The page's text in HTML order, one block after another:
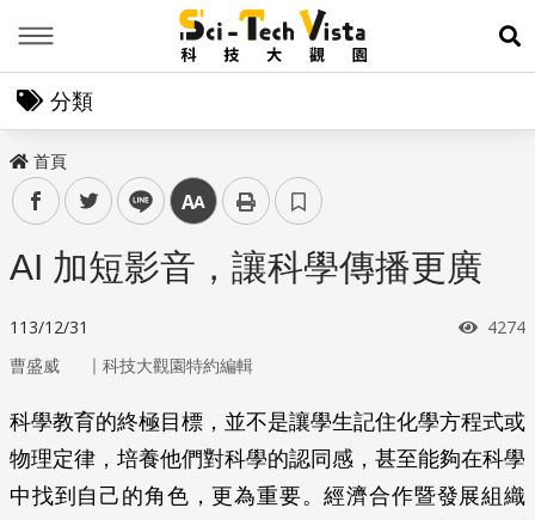
展
分類
首頁
facebooktwitter line 中
AI 加短影音，讓科學傳播更廣
113/12/31 瀏覽
4274
曹盛威 ｜ 科技大觀園特約編輯
科學教育的終極目標，並不是讓學生記住化學方程式或
物理定律，培養他們對科學的認同感，甚至能夠在科學
中找到自己的角色，更為重要。經濟合作暨發展組織